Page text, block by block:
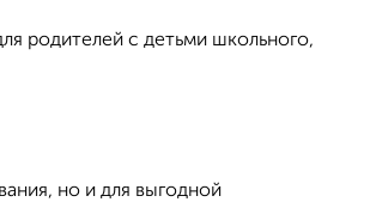
родителей с детьми школьного,
но и для выгодной